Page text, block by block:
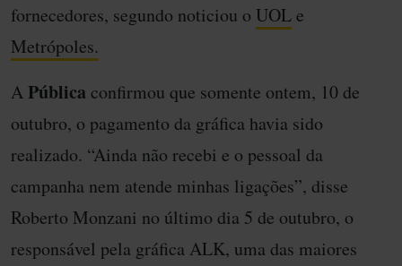
fornecedores, segundo noticiou o UOLe
Metrópoles.
A Pública confirmou que somente ontem, 10 de
outubro, o pagamento da gráfica havia sido
realizado. “Ainda não recebi e o pessoal da
campanha nem atende minhas ligações”, disse
Roberto Monzani no último dia 5 de outubro, o
responsável pela gráfica ALK, uma das maiores